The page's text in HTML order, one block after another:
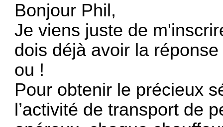
Bonjour Phil,
Je viens juste de
dois déjà avoir la
ou !
Pour obtenir le précieux
l’activité de transport de